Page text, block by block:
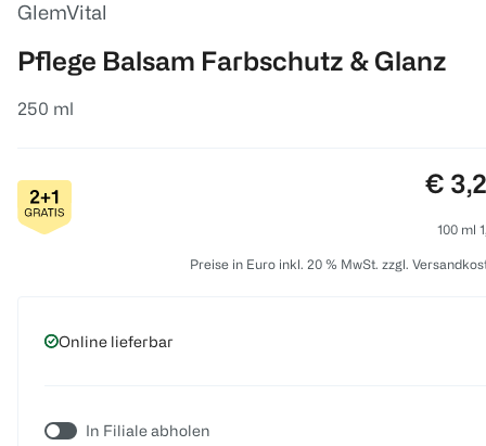
GlemVital
Pflege Balsam Farbschutz & Glanz
250 ml
€
100 ml
Preise in Euro inkl. 20 % MwSt. zzgl.
Online lieferbar
In Filiale abholen